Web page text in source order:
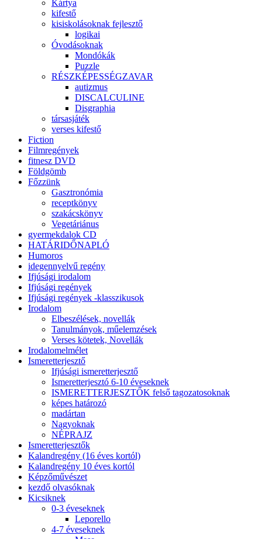
Kártya
kifestő
kisiskolásoknak fejlesztő
logikai
Óvodásoknak
Mondókák
Puzzle
RÉSZKÉPESSÉGZAVAR
autizmus
DISCALCULINE
Disgraphia
társasjáték
verses kifestő
Fiction
Filmregények
fitnesz DVD
Földgömb
Főzzünk
Gasztronómia
receptkönyv
szakácskönyv
Vegetáriánus
gyermekdalok CD
HATÁRIDŐNAPLÓ
Humoros
idegennyelvű regény
Ifjúsági irodalom
Ifjúsági regények
Ifjúsági regények -klasszikusok
Irodalom
Elbeszélések, novellák
Tanulmányok, műelemzések
Verses kötetek, Novellák
Irodalomelmélet
Ismeretterjesztő
Ifjúsági ismeretterjesztő
Ismeretterjesztó 6-10 éveseknek
ISMERETTERJESZTŐK felső tagozatosoknak
képes határozó
madártan
Nagyoknak
NÉPRAJZ
Ismeretterjesztők
Kalandregény (16 éves kortól)
Kalandregény 10 éves kortól
Képzőművészet
kezdő olvasóknak
Kicsiknek
0-3 éveseknek
Leporello
4-7 éveseknek